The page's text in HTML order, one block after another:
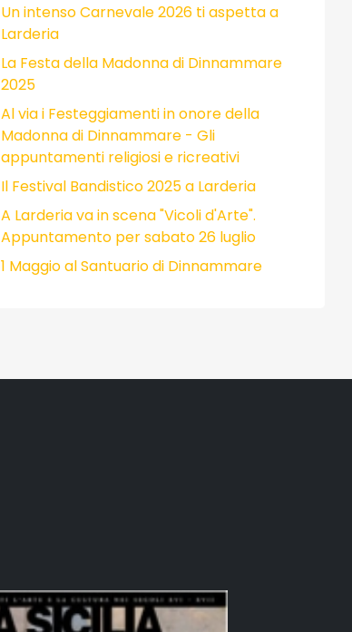
Un intenso Carnevale 2026 ti aspetta a
Larderia
La Festa della Madonna di Dinnammare
2025
Al via i Festeggiamenti in onore della
Madonna di Dinnammare - Gli
appuntamenti religiosi e ricreativi
Il Festival Bandistico 2025 a Larderia
A Larderia va in scena "Vicoli d'Arte".
Appuntamento per sabato 26 luglio
1 Maggio al Santuario di Dinnammare